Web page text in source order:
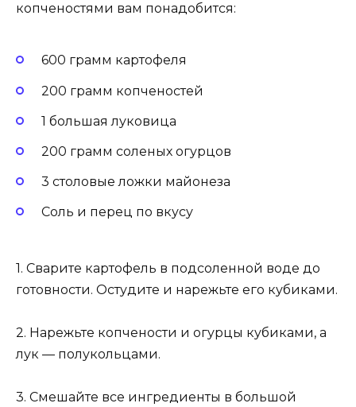
копченостями вам понадобится:
600 грамм картофеля
200 грамм копченостей
1 большая луковица
200 грамм соленых огурцов
3 столовые ложки майонеза
Соль и перец по вкусу
1. Сварите картофель в подсоленной воде до
готовности. Остудите и нарежьте его кубиками.
2. Нарежьте копчености и огурцы кубиками, а
лук — полукольцами.
3. Смешайте все ингредиенты в большой